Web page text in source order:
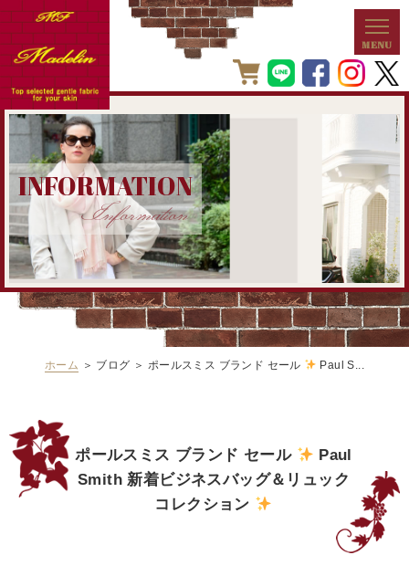
INFORMATION
Information
ホーム ＞ ブログ ＞ ポールスミス ブランド セール Paul S...
ポールスミス ブランド セール
Paul
Smith 新着ビジネスバッグ＆リュック
コレクション